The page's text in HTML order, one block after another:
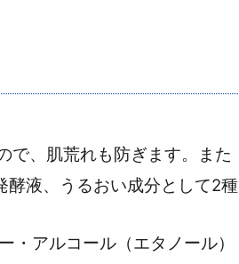
で、肌荒れも防ぎます。また
酵液、うるおい成分として2種
アルコール（エタノール）